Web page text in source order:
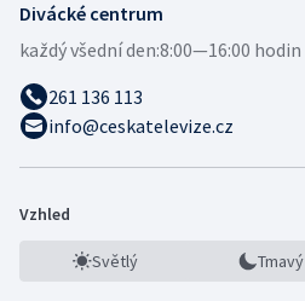
Divácké centrum
každý všední den:8:00—16:00 hodin
261 136 113
info@ceskatelevize.cz
Vzhled
Světlý Tmavý